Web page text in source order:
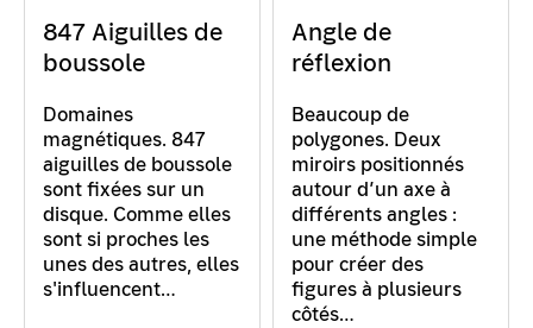
847 Aiguilles de
boussole
Domaines
magnétiques. 847
aiguilles de boussole
sont fixées sur un
disque. Comme elles
sont si proches les
unes des autres, elles
s'influencent…
Angle de
réflexion
Beaucoup de
polygones. Deux
miroirs positionnés
autour d’un axe à
différents angles :
une méthode simple
pour créer des
figures à plusieurs
côtés…